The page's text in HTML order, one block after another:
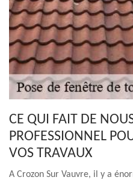
CE QUI FAIT DE
PROFESSIONNEL
VOS TRAVAUX
A Crozon Sur Vauvre, il y a